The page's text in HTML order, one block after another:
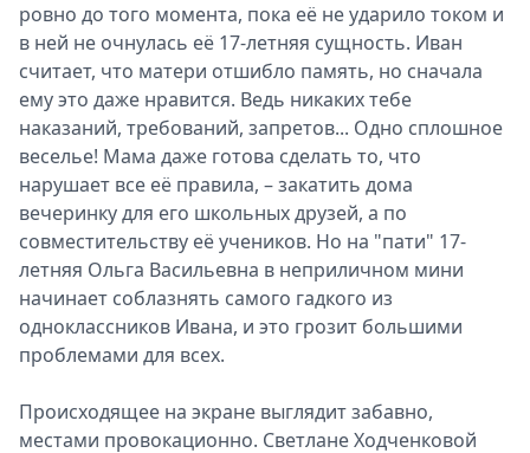
ровно до того момента, пока её не ударило током и
в ней не очнулась её 17-летняя сущность. Иван
считает, что матери отшибло память, но сначала
ему это даже нравится. Ведь никаких тебе
наказаний, требований, запретов... Одно сплошное
веселье! Мама даже готова сделать то, что
нарушает все её правила, – закатить дома
вечеринку для его школьных друзей, а по
совместительству её учеников. Но на "пати" 17-
летняя Ольга Васильевна в неприличном мини
начинает соблазнять самого гадкого из
одноклассников Ивана, и это грозит большими
проблемами для всех.
Происходящее на экране выглядит забавно,
местами провокационно. Светлане Ходченковой